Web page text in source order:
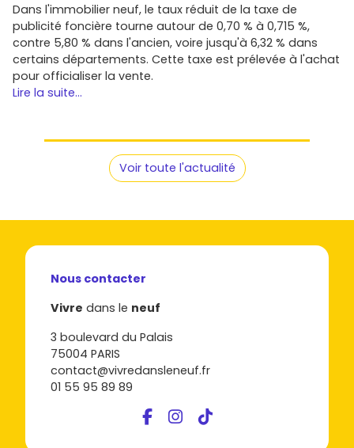
Dans l'immobilier neuf, le taux réduit de la taxe de
publicité foncière tourne autour de 0,70 % à 0,715 %,
contre 5,80 % dans l'ancien, voire jusqu'à 6,32 % dans
certains départements. Cette taxe est prélevée à l'achat
pour officialiser la vente.
Lire la suite...
Voir toute l'actualité
Nous contacter
Vivre dans le neuf
3 boulevard du Palais
75004 PARIS
contact@vivredansleneuf.fr
01 55 95 89 89